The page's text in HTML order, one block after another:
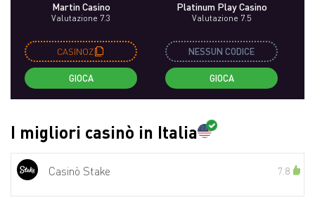
Martin Casino
Valutazione 7.3
CASINOZ
GIOCA
Platinum Play Casino
Valutazione 7.5
NESSUN CODICE
GIOCA
I migliori casinò in Italia
Casinò Stake 7.8